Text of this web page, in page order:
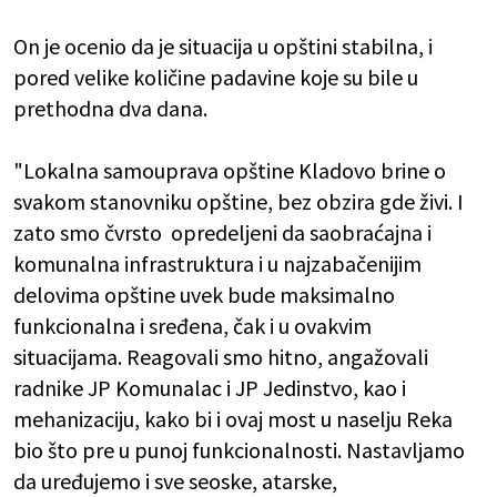
On je ocenio da je situacija u opštini stabilna, i
pored velike količine padavine koje su bile u
prethodna dva dana.
"Lokalna samouprava opštine Kladovo brine o
svakom stanovniku opštine, bez obzira gde živi. I
zato smo čvrsto opredeljeni da saobraćajna i
komunalna infrastruktura i u najzabačenijim
delovima opštine uvek bude maksimalno
funkcionalna i sređena, čak i u ovakvim
situacijama. Reagovali smo hitno, angažovali
radnike JP Komunalac i JP Jedinstvo, kao i
mehanizaciju, kako bi i ovaj most u naselju Reka
bio što pre u punoj funkcionalnosti. Nastavljamo
da uređujemo i sve seoske, atarske,